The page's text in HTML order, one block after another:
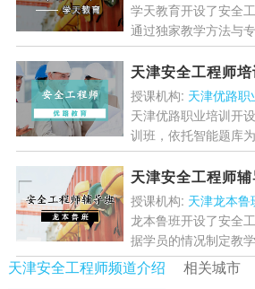
学天教育开设了安全
通过独家教学方法与
高效学习，专业为学
最新考纲帮助学员精
让学员能够顺利通过
天津安全工程师
授课机构: 天津优路职
天津优路职业培训开
训班，依托智能题库
线答疑，智能化数据
己的学习情况，经验
定学习计划，让学员能
天津安全工程师
授课机构: 天津龙本鲁
龙本鲁班开设了安全
据学员的情况制定教
教学方法由经验丰富
讲真题与考纲难点重点
天津安全工程师频道介绍 相关城市